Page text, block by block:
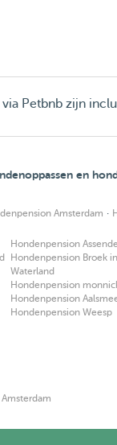
Petbnb zijn
en
Amsterdam ·
Hondenpension
Hondenpension Broek in
Waterland
Hondenpension
Hondenpension
Hondenpension Weesp